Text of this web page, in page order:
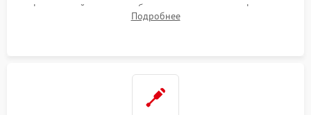
инфракрасной станции реболлинг или замена графического
чипа и дефектной памяти GDDR. Прошивка BIOS
Подробнее